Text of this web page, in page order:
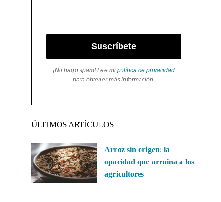
Suscríbete
¡No hago spam! Lee mipolítica de privacidad
para obtener más información.
ÚLTIMOS ARTÍCULOS
Arroz sin origen: la
opacidad que arruina a los
agricultores